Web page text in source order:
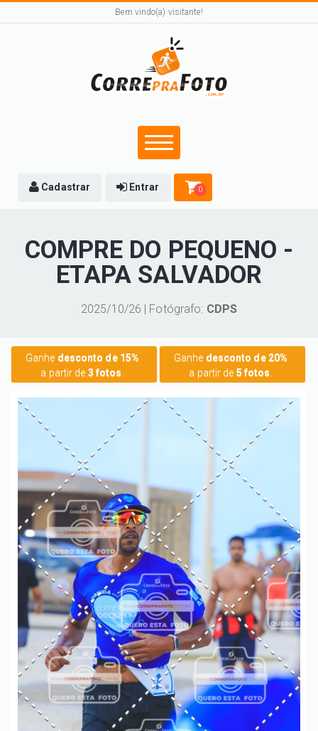
Bem vindo(a) visitante!
Cadastrar Entrar 0
COMPRE DO PEQUENO -
ETAPA SALVADOR
2025/10/26 | Fotógrafo: CDPS
Ganhe desconto de 15%
a partir de 3 fotos
Ganhe desconto de 20%
a partir de 5 fotos